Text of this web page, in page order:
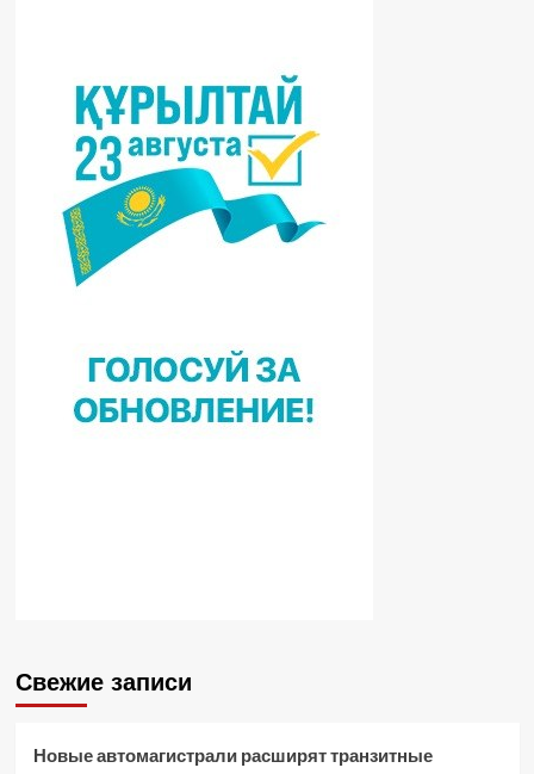
Свежие записи
Новые автомагистрали расширят транзитные